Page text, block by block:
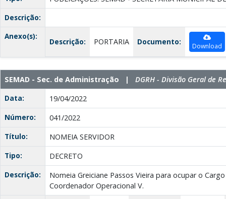
Descrição:
Anexo(s):
Descrição: PORTARIA Documento: Download
SEMAD - Sec. de Administração | DGRH - Divisão Geral de
Data:
19/04/2022
Número:
041/2022
Título:
NOMEIA SERVIDOR
Tipo:
DECRETO
Descrição:
Nomeia Greiciane Passos Vieira para ocupar o
Coordenador Operacional V.